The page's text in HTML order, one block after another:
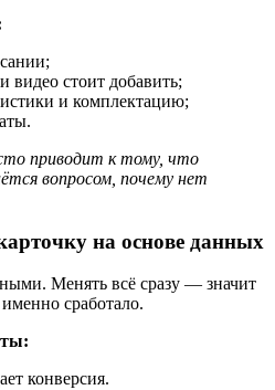
стоит добавить;
и комплектацию;
приводит к тому, что
вопросом, почему нет
на основе данных
Менять всё сразу — значит
сработало.
конверсия.